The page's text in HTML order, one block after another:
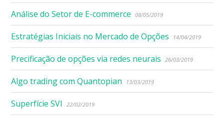
Análise do Setor de E-commerce 08/05/2019
Estratégias Iniciais no Mercado de Opções 14/04/2019
Precificação de opções via redes neurais 26/03/2019
Algo trading com Quantopian 13/03/2019
Superfície SVI 22/02/2019